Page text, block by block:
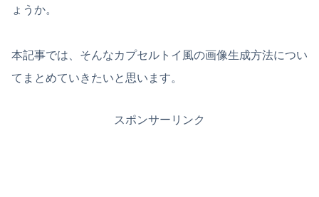
ょうか。
本記事では、そんなカプセルトイ風の画像生成方法につい
てまとめていきたいと思います。
スポンサーリンク